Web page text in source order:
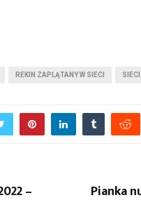
REKIN ZAPLĄTANY W SIECI
– Pianka